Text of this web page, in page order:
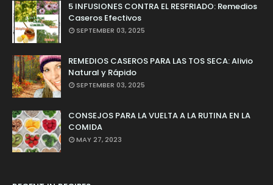
5 INFUSIONES CONTRA EL RESFRIADO: Remedios
Caseros Efectivos
SEPTEMBER 03, 2025
REMEDIOS CASEROS PARA LAS TOS SECA: Alivio
Natural y Rápido
SEPTEMBER 03, 2025
CONSEJOS PARA LA VUELTA A LA RUTINA EN LA
COMIDA
MAY 27, 2023